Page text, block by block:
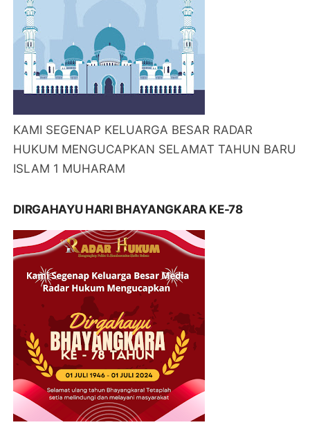
KAMI SEGENAP KELUARGA BESAR RADAR
HUKUM MENGUCAPKAN SELAMAT TAHUN BARU
ISLAM 1 MUHARAM
DIRGAHAYU HARI BHAYANGKARA KE-78